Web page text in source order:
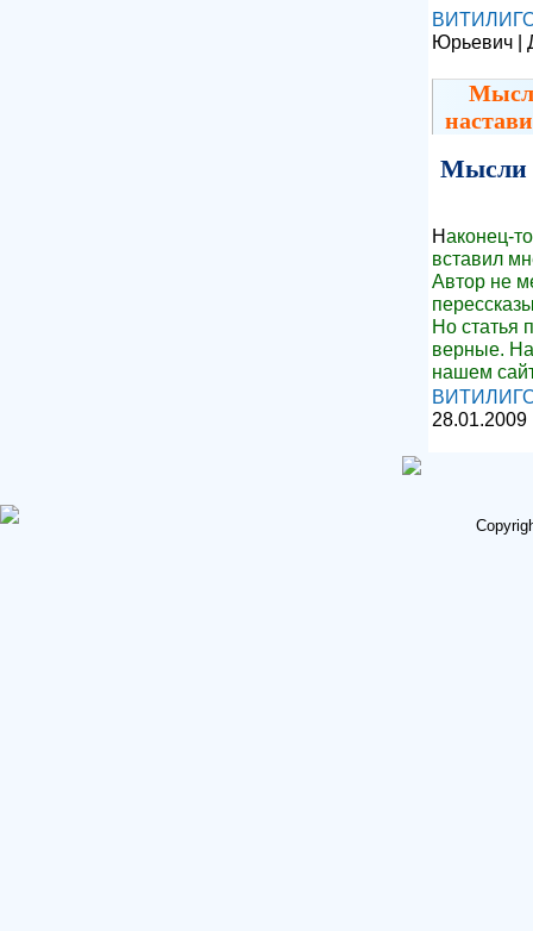
Юрьевич |
Мысли
Наконец-
вставил
Автор не
Но статья
верные.
нашем
28.01.2009